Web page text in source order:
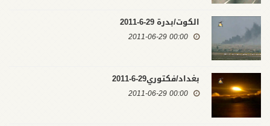
الكوت/بدرة 29-6-2011
00:00 2011-06-29
بغداد/فكتوري29-6-2011
00:00 2011-06-29